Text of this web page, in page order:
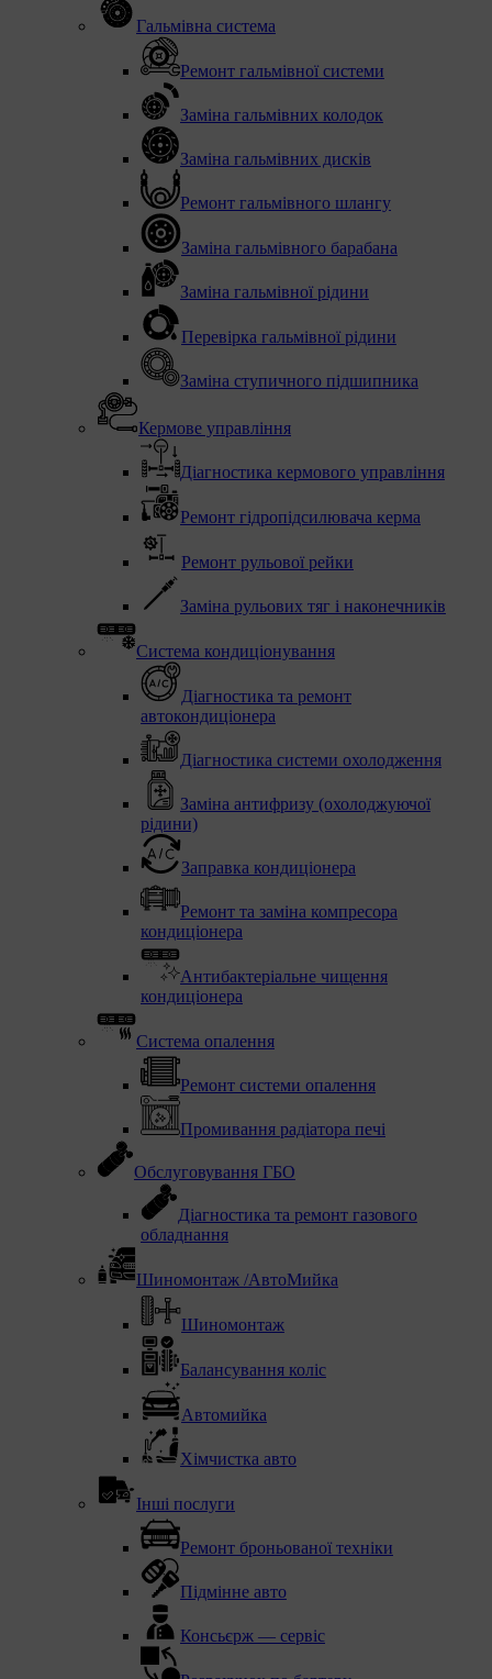
Гальмівна система
Ремонт гальмівної системи
Заміна гальмівних колодок
Заміна гальмівних дисків
Ремонт гальмівного шлангу
Заміна гальмівного барабана
Заміна гальмівної рідини
Перевірка гальмівної рідини
Заміна ступичного підшипника
Кермове управління
Діагностика кермового управління
Ремонт гідропідсилювача керма
Ремонт рульової рейки
Заміна рульових тяг і наконечників
Система кондиціонування
Діагностика та ремонт
автокондиціонера
Діагностика системи охолодження
Заміна антифризу (охолоджуючої
рідини)
Заправка кондиціонера
Ремонт та заміна компресора
кондиціонера
Антибактеріальне чищення
кондиціонера
Система опалення
Ремонт системи опалення
Промивання радіатора печі
Обслуговування ГБО
Діагностика та ремонт газового
обладнання
Шиномонтаж /АвтоМийка
Шиномонтаж
Балансування коліс
Автомийка
Хімчистка авто
Інші послуги
Ремонт броньованої техніки
Підмінне авто
Консьєрж — сервіс